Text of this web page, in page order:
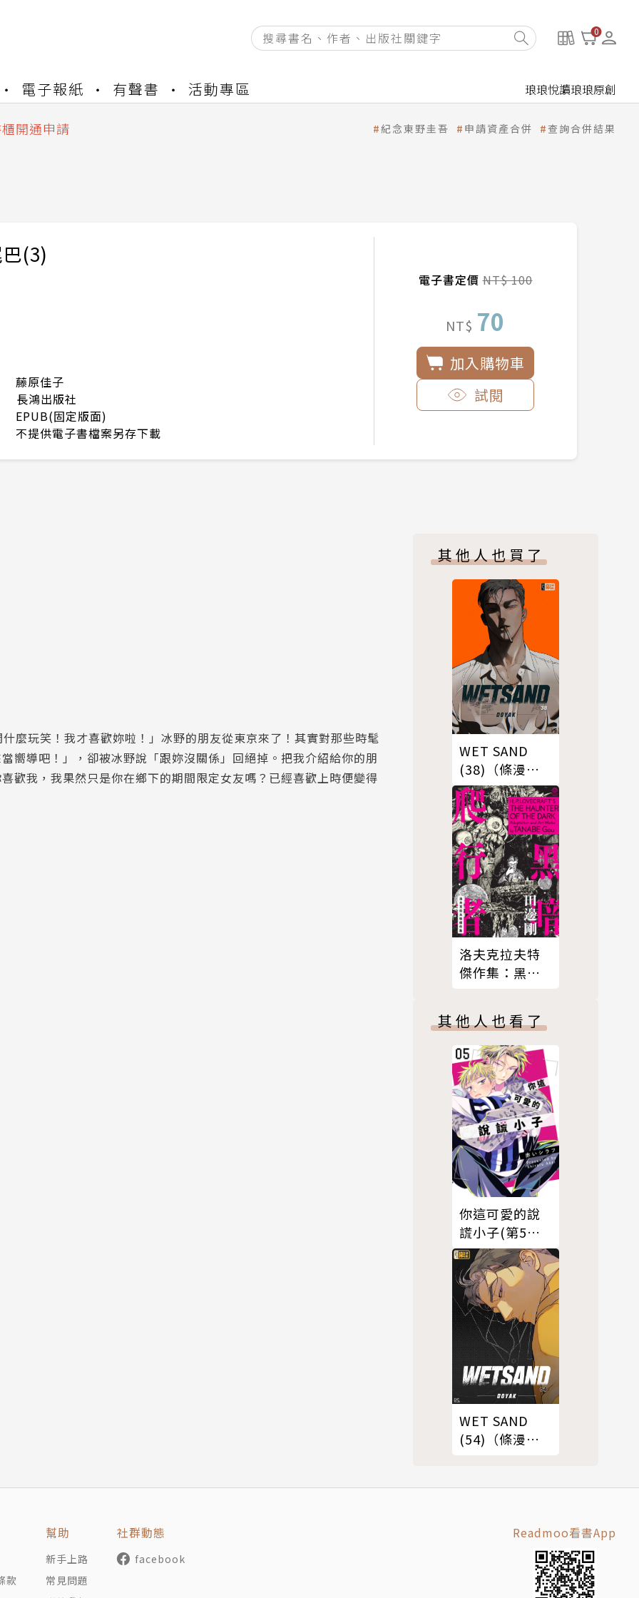
0
電子報紙 有聲書 活動專區 琅琅悅讀琅琅原創
合併結果查詢
站同步暫停部分閱讀服務
開通申請
產合併申請圖文教學
合併結果查詢
站同步暫停部分閱讀服務
紀念東野圭吾 申請資產合併 查詢合併結果
(3)
藤原佳子
長鴻出版社
EPUB(固定版面)
不提供電子書檔案另存下載
電子書定價NT$ 100
NT$ 70
加入購物車
試閱
麼玩笑！我才喜歡妳啦！」冰野的朋友從東京來了！其實對那些時髦
嚮導吧！」，卻被冰野說「跟妳沒關係」回絕掉。把我介紹給你的朋
歡我，我果然只是你在鄉下的期間限定女友嗎？已經喜歡上時便變得
其他人也買了
WET SAND
(38)（條漫
版）
洛夫克拉夫特
傑作集：黑暗
其他人也看了
你這可愛的說
謊小子(第5話)
完
WET SAND
(54)（條漫
款
幫助
新手上路
常見問題
社群動態
facebook
Readmoo看書App